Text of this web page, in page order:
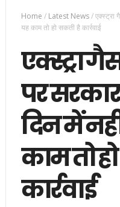
Home / Latest News/एक्स्ट्रा
यह काम तो हो सकती है कार्रवाई
एक्स्ट्रा
पर
दिन में
काम तो
कार्रवाई